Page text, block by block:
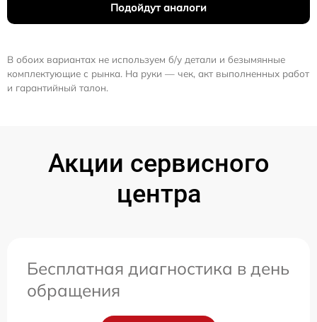
Подойдут аналоги
В обоих вариантах не используем б/у детали и безымянные
комплектующие с рынка. На руки — чек, акт выполненных работ
и гарантийный талон.
Акции сервисного
центра
Бесплатная диагностика в день
обращения